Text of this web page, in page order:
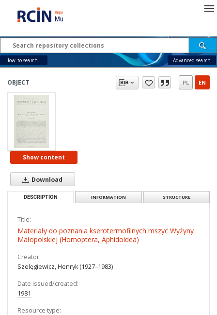
How to search... Advanced search
OBJECT PL EN
Show content
Download
DESCRIPTION INFORMATION STRUCTURE
Title:
Materiały do poznania kserotermofilnych mszyc Wyżyny
Małopolskiej (Homoptera, Aphidoidea)
Creator:
Szelęgiewicz, Henryk (1927–1983)
Date issued/created:
1981
Resource type: